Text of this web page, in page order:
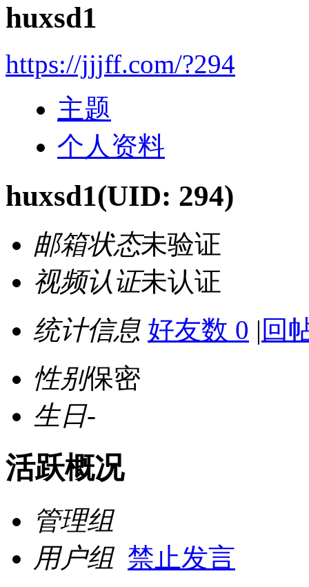
huxsd1
https://jjjff.com/?294
主题
个人资料
huxsd1(UID: 294)
邮箱状态未验证
视频认证未认证
统计信息 好友数 0 | 回
性别保密
生日-
活跃概况
管理组
用户组 禁止发言